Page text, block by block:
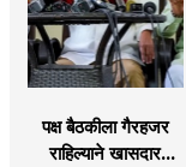
पक्ष बैठकीला गैरहजर
राहिल्याने खासदार